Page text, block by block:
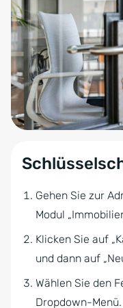
Gehen Sie zur
Modul
Klicken Sie auf
und dann auf
Wählen Sie den
Dropdown-Menü.